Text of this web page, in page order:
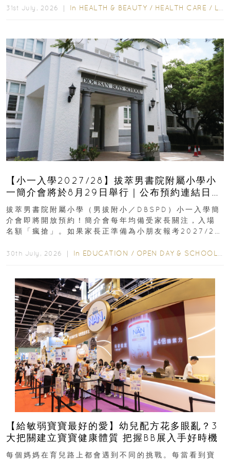
31st July, 2026 ｜ In HEALTH & BEAUTY / HEALTH CARE / LIFESTYLE
【小一入學2027/28】拔萃男書院附屬小學小
一簡介會將於8月29日舉行｜公布預約連結日期
｜更設有網上重溫
拔萃男書院附屬小學（男拔附小／DBSPD）小一入學簡
介會即將開放預約！簡介會每年均備受家長關注，入場
名額「瘋搶」。如果家長正準備為小朋友報考2027/28
30th July, 2026 ｜ In EDUCATION / OPEN DAY & SCHOOL EVENTS
【給敏弱寶寶最好的愛】幼兒配方花多眼亂？3
大把關建立寶寶健康體質 把握BB展入手好時機
每個媽媽在育兒路上都會遇到不同的挑戰。每當看到寶